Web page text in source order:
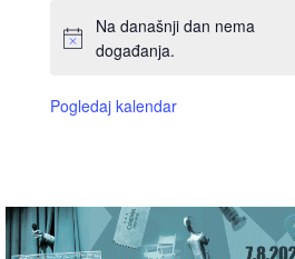
Na današnji dan nema
događanja.
Pogledaj kalendar